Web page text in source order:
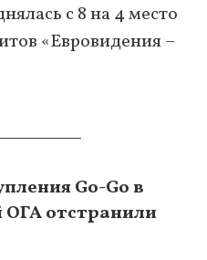
с 8 на 4 место
«Евровидения –
Go-Go в
ОГА отстранили